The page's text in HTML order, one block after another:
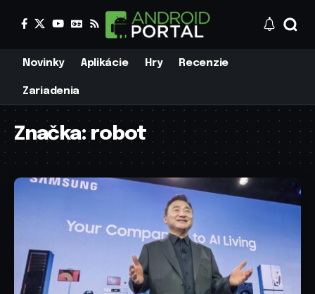
Novinky Aplikácie Hry Recenzie
Zariadenia
Značka:robot